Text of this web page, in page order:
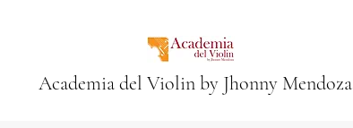
Academia del Violin by Jhonny Mendoza